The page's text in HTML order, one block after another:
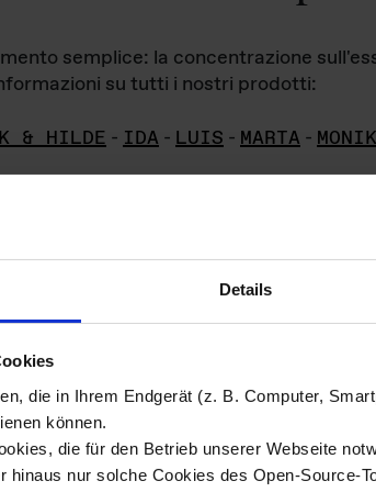
Details
die in Ihrem Endgerät (z. B. Computer,
können.
die für den Betrieb unserer Webseite
hinaus nur solche Cookies des Open-Source-
semplice: la concentrazione
su tutti i nostri prodotti:
& HILDE - IDA - LUIS - MARTA -
di
materiale fotografico sono detenuti